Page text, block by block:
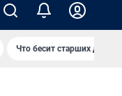
Что бесит старших детей